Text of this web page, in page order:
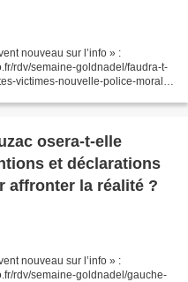
nouveau sur l’info » :
rdv/semaine-goldnadel/faudra-t-
victimes-nouvelle-police-morale-
osera-t-elle
et déclarations
affronter la réalité ?
nouveau sur l’info » :
rdv/semaine-goldnadel/gauche-